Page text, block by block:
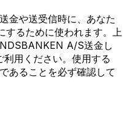
金や送受信時に、あなた
するために使われます。上
A/S送金し
用ください。使用する
あることを必ず確認して